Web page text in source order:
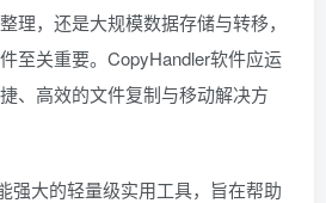
理，还是大规模数据存储与转移，
至关重要。CopyHandler软件应运
、高效的文件复制与移动解决方
强大的轻量级实用工具，旨在帮助